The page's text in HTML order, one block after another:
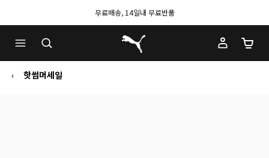
무료배송, 14일내 무료반품
푸마 홈
장바
핫썸머세일